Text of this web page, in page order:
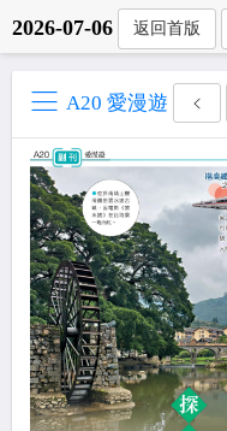
2026-07-06 返回首版
A20 愛漫遊